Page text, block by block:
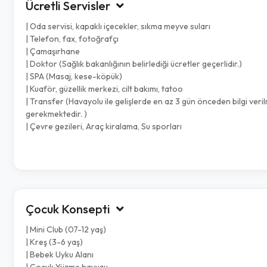
Ücretli Servisler
| Oda servisi, kapaklı içecekler, sıkma meyve suları
| Telefon, fax, fotoğrafçı
| Çamaşırhane
| Doktor (Sağlık bakanlığının belirlediği ücretler geçerlidir.)
| SPA (Masaj, kese-köpük)
| Kuaför, güzellik merkezi, cilt bakımı, tatoo
| Transfer (Havayolu ile gelişlerde en az 3 gün önceden bilgi
gerekmektedir. )
| Çevre gezileri, Araç kiralama, Su sporları
Çocuk Konsepti
| Mini Club (07-12 yaş)
| Kreş (3-6 yaş)
| Bebek Uyku Alanı